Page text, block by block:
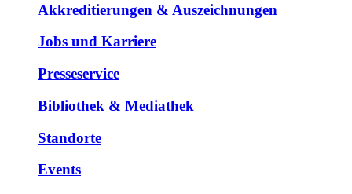
Akkreditierungen & Auszeichnungen
Jobs und Karriere
Presseservice
Bibliothek & Mediathek
Standorte
Events